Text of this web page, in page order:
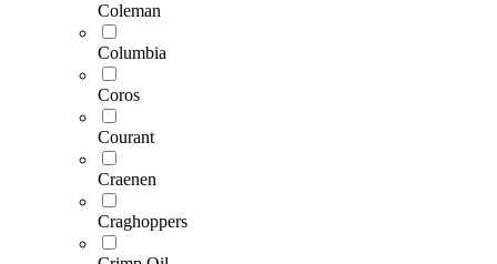
Coleman
Columbia
Coros
Courant
Craenen
Craghoppers